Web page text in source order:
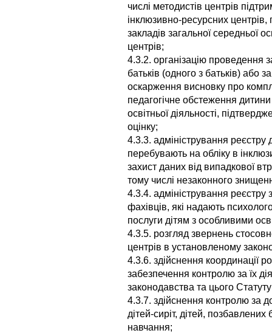
числі методистів центрів
інклюзивно-ресурсних центрів,
закладів загальної середньої
центрів;
4.3.2. організацію проведення
батьків (одного з батьків) або
оскарження висновку про
педагогічне обстеження
освітньої діяльності,
оцінку;
4.3.3. адміністрування реєстру
перебувають на обліку в
захист даних від випадкової
тому числі незаконного
4.3.4. адміністрування реєстру
фахівців, які надають
послуги дітям з особливими
4.3.5. розгляд звернень
центрів в установленому
4.3.6. здійснення координації
забезпечення контролю за їх
законодавства та цього
4.3.7. здійснення контролю за
дітей-сиріт, дітей,
навчання;